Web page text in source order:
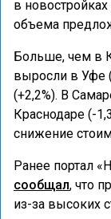
в
объема
Больше, чем в
выросли в Уфе
(+2,2%). В
Краснодаре (-
снижение
Ранее портал
сообщал, что
из-за высоких